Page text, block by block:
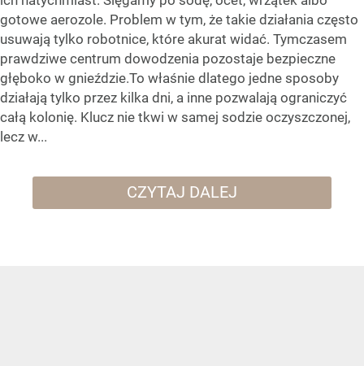
gotowe aerozole. Problem w tym, że takie działania często
usuwają tylko robotnice, które akurat widać. Tymczasem
prawdziwe centrum dowodzenia pozostaje bezpieczne
głęboko w gnieździe.To właśnie dlatego jedne sposoby
działają tylko przez kilka dni, a inne pozwalają ograniczyć
całą kolonię. Klucz nie tkwi w samej sodzie oczyszczonej,
lecz w...
CZYTAJ DALEJ